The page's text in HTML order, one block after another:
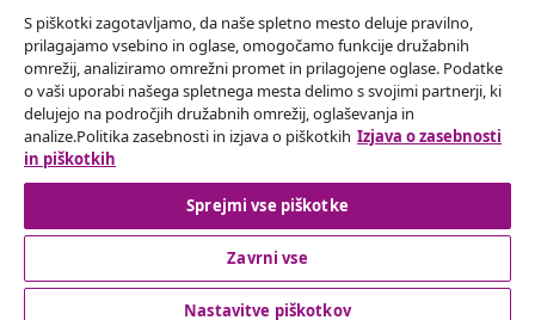
vidaXL
Odkrijte več
S piškotki zagotavljamo, da naše spletno mesto deluje pravilno,
prilagajamo vsebino in oglase, omogočamo funkcije družabnih
omrežij, analiziramo omrežni promet in prilagojene oglase. Podatke
o vaši uporabi našega spletnega mesta delimo s svojimi partnerji, ki
delujejo na področjih družabnih omrežij, oglaševanja in
analize.Politika zasebnosti in izjava o piškotkih Izjava o zasebnosti
in piškotkih
Sprejmi vse piškotke
Zavrni vse
Nastavitve piškotkov